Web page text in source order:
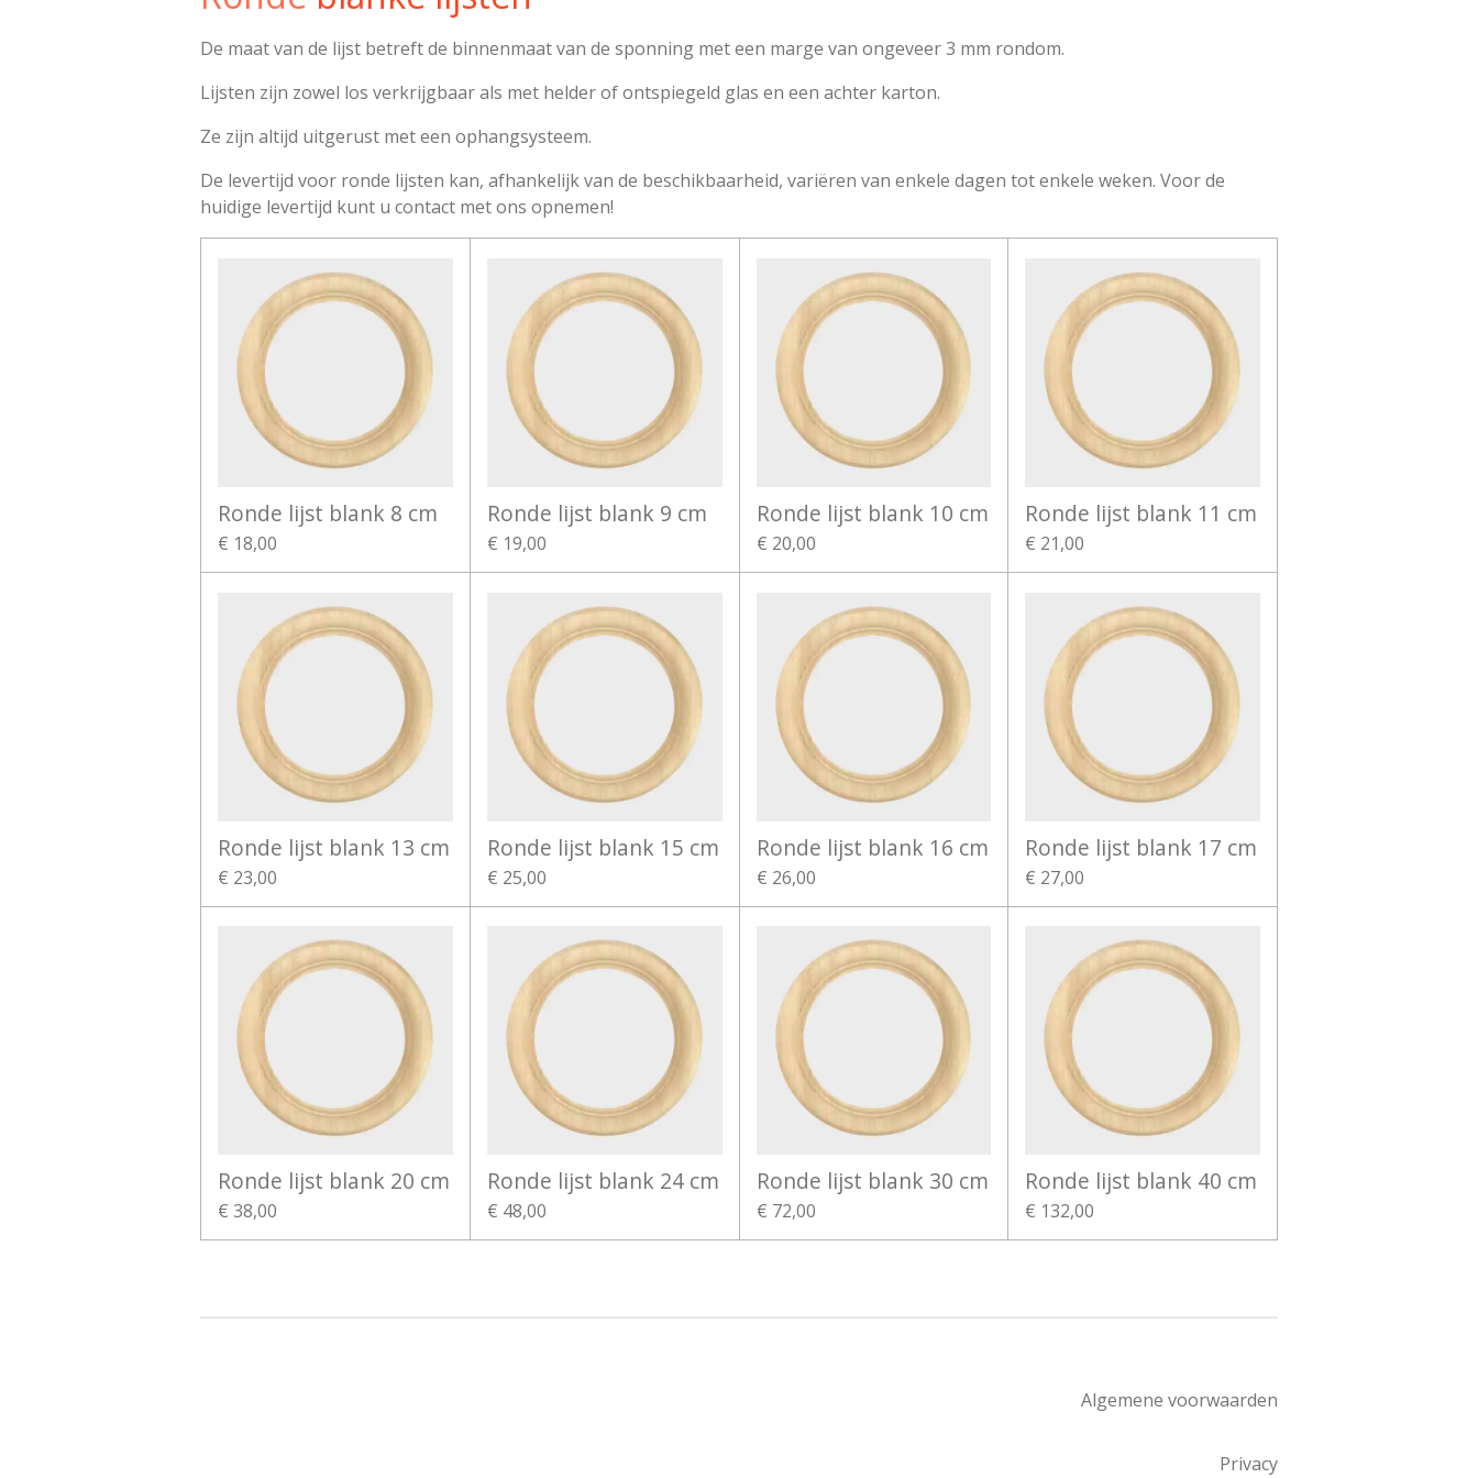
De maat van de lijst betreft de binnenmaat van de sponning met een marge van ongeveer 3 mm rondom.
Lijsten zijn zowel los verkrijgbaar als met helder of ontspiegeld glas en een achter karton.
Ze zijn altijd uitgerust met een ophangsysteem.
De levertijd voor ronde lijsten kan, afhankelijk van de beschikbaarheid, variëren van enkele dagen tot enkele weken. Voor de
huidige levertijd kunt u contact met ons opnemen!
Ronde lijst blank 8 cm
€ 18,00
Ronde lijst blank 9 cm
€ 19,00
Ronde lijst blank 10 cm
€ 20,00
Ronde lijst blank 11 cm
€ 21,00
Ronde lijst blank 13 cm
€ 23,00
Ronde lijst blank 15 cm
€ 25,00
Ronde lijst blank 16 cm
€ 26,00
Ronde lijst blank 17 cm
€ 27,00
Ronde lijst blank 20 cm
€ 38,00
Ronde lijst blank 24 cm
€ 48,00
Ronde lijst blank 30 cm
€ 72,00
Ronde lijst blank 40 cm
€ 132,00
Algemene voorwaarden
Privacy